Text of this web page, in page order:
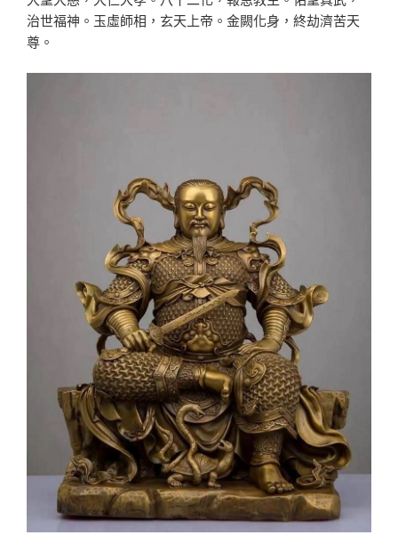
治世福神。玉虛師相，玄天上帝。金闕化身，終劫濟苦天
尊。